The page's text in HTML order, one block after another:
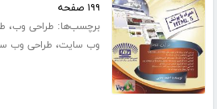
۱۹۹ صفحه
برچسب‌ها: طراحی وب،
وب سایت، طراحی وب